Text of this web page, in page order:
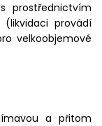
prostřednictvím
(likvidaci provádí
velkoobjemové
a přitom